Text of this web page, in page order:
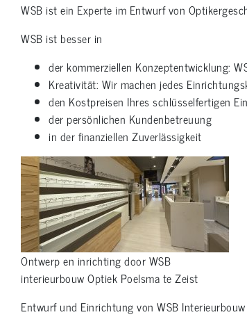
WSB ist ein Experte im Entwurf von
WSB ist besser in
der kommerziellen Konzeptentwicklung:
Kreativität: Wir machen jedes
den Kostpreisen Ihres schlüsselfertigen
der persönlichen Kundenbetreuung
in der finanziellen Zuverlässigkeit
Ontwerp en inrichting door WSB
interieurbouw Optiek Poelsma te Zeist
Entwurf und Einrichtung von WSB